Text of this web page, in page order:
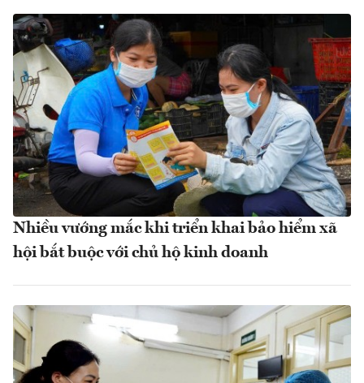
Nhiều vướng mắc khi triển khai bảo hiểm xã
hội bắt buộc với chủ hộ kinh doanh